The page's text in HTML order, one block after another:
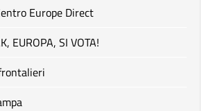
Europe Direct
EUROPA, SI VOTA!